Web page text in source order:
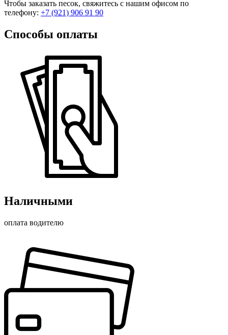
Чтобы заказать песок, свяжитесь с нашим офисом по
телефону: +7 (921) 906 91 90
Способы оплаты
Наличными
оплата водителю